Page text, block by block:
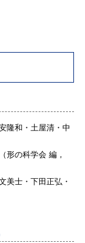
隆和・土屋清・中
形の科学会 編，
美士・下田正弘・